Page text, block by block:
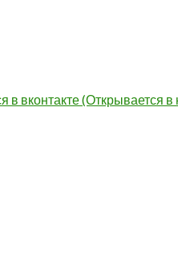
в вконтакте (Открывается